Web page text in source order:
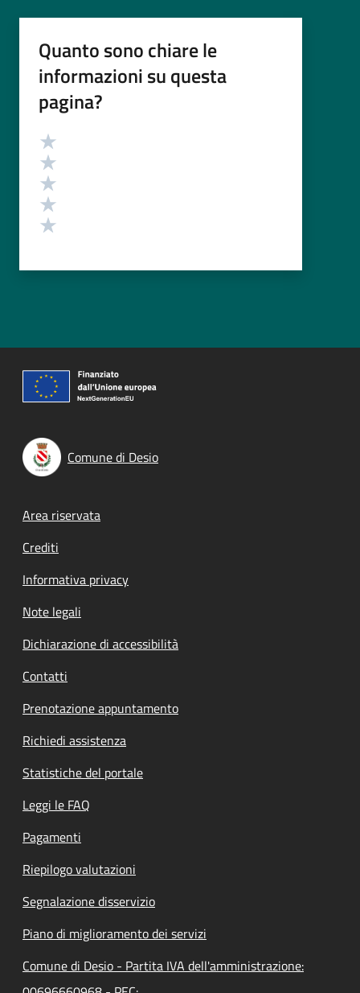
Quanto sono chiare le
informazioni su questa
pagina?
Valutazione
Comune di Desio
Footer menu
Area riservata
Crediti
Informativa privacy
Note legali
Dichiarazione di accessibilità
Contatti
Prenotazione appuntamento
Richiedi assistenza
Statistiche del portale
Leggi le FAQ
Pagamenti
Riepilogo valutazioni
Segnalazione disservizio
Piano di miglioramento dei servizi
Comune di Desio - Partita IVA dell'amministrazione: